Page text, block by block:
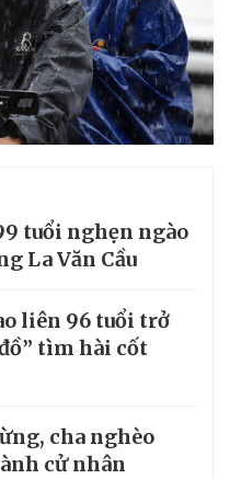
tuổi nghẹn ngào
La Văn Cầu
liên 96 tuổi trở
tìm hài cốt
cha nghèo
cử nhân